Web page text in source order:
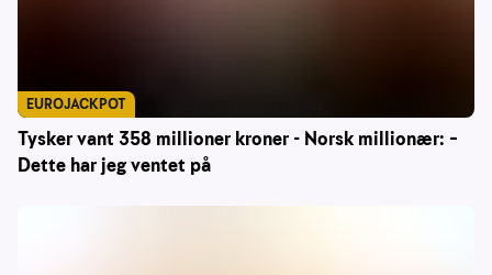
Tysker vant 358 millioner kroner - Norsk millionær: –
Dette har jeg ventet på
EUROJACKPOT